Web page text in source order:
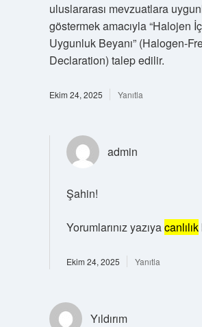
uluslararası mevzuatlara
göstermek amacıyla “Halojen
Uygunluk Beyanı” (Halogen-
Declaration) talep edilir.
Ekim 24, 2025 Yanıtla
admin
Şahin!
Yorumlarınız yazıyacanlılık
Ekim 24, 2025 Yanıtla
Yıldırım